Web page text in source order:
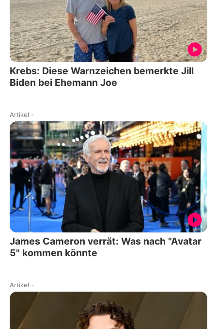
Krebs: Diese Warnzeichen bemerkte Jill
Biden bei Ehemann Joe
Artikel -
James Cameron verrät: Was nach "Avatar
5" kommen könnte
Artikel -